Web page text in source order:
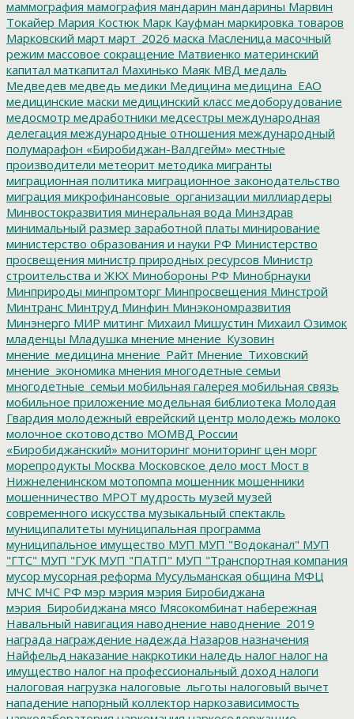
маммография мамография мандарин мандарины Марвин
Токайер Мария Костюк Марк Кауфман маркировка товаров
Марковский март март_2026 маска Масленица масочный
режим массовое сокращение Матвиенко материнский
капитал маткапитал Махинько Маяк МВД медаль
Медведев медведь медики Медицина медицина_ЕАО
медицинские маски медицинский класс медоборудование
медосмотр медработники медсестры международная
делегация международные отношения международный
полумарафон «Биробиджан-Валдгейм» местные
производители метеорит методика мигранты
миграционная политика миграционное законодательство
миграция микрофинансовые_организации миллиардеры
Минвостокразвития минеральная вода Минздрав
минимальный размер заработной платы минирование
министерство образования и науки РФ Министерство
просвещения министр природных ресурсов Министр
строительства и ЖКХ Минобороны РФ Минобрнауки
Минприроды минпромторг Минпросвещения Минстрой
Минтранс Минтруд Минфин Минэкономразвития
Минэнерго МИР митинг Михаил Мишустин Михаил Озимок
младенцы Младушка мнение мнение_Кузовин
мнение_медицина мнение_Райт Мнение_Тиховский
мнение_экономика мнения многодетные семьи
многодетные_семьи мобильная галерея мобильная связь
мобильное приложение модельная библиотека Молодая
Гвардия молодежный еврейский центр молодежь молоко
молочное скотоводство МОМВД России
«Биробиджанский» мониторинг мониторинг цен морг
морепродукты Москва Московское дело мост Мост в
Нижнеленинском мотопомпа мошенник мошенники
мошенничество МРОТ мудрость музей музей
современного искусства музыкальный спектакль
муниципалитеты муниципальная программа
муниципальное имущество МУП МУП "Водоканал" МУП
"ГТС" МУП "ГУК МУП "ПАТП" МУП "Транспортная компания
мусор мусорная реформа Мусульманская община МФЦ
МЧС МЧС РФ мэр мэрия мэрия Биробиджана
мэрия_Биробиджана мясо Мясокомбинат набережная
Навальный навигация наводнение наводнение_2019
награда награждение надежда Назаров назначения
Найфельд наказание накркотики наледь налог налог на
имущество налог на профессиональный доход налоги
налоговая нагрузка налоговые_льготы налоговый вычет
нападение напорный коллектор наркозависимость